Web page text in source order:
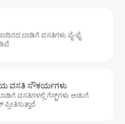
ಬಾಡಿಗೆ ವಸತಿಗಳು ವೈ-ಫೈ
ವಸತಿ ಸೌಕರ್ಯಗಳು
ವಸತಿಗಳಲ್ಲಿ ಗೆಸ್ಟ್‌ಗಳು ಅಡುಗೆ